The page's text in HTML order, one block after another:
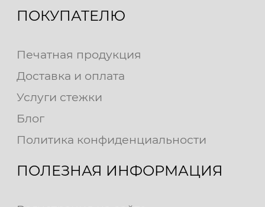
ПОКУПАТЕЛЮ
Печатная продукция
Доставка и оплата
Услуги стежки
Блог
Политика конфиденциальности
ПОЛЕЗНАЯ ИНФОРМАЦИЯ